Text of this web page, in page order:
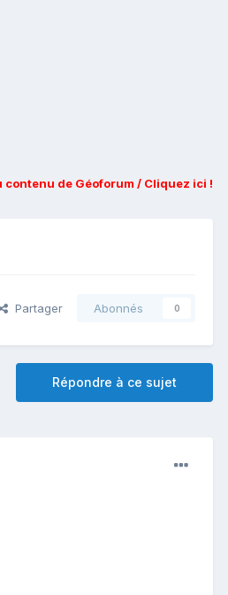
contenu de Géoforum / Cliquez ici !
Partager Abonnés 0
Répondre à ce sujet